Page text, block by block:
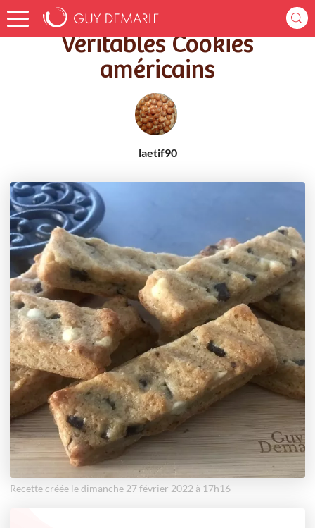
Accueil Recettes Véritables Cookies américains
Véritables Cookies
américains
laetif90
Recette créée le dimanche 27 février 2022 à 17h16